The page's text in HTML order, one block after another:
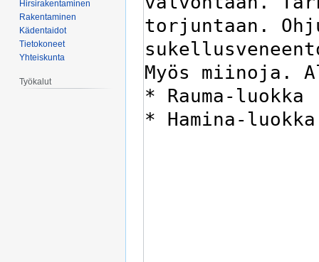
Hirsirakentaminen
Rakentaminen
Kädentaidot
Tietokoneet
Yhteiskunta
Työkalut